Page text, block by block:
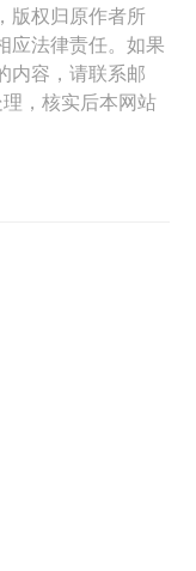
版权归原作者所
应法律责任。如果
内容，请联系邮
，核实后本网站